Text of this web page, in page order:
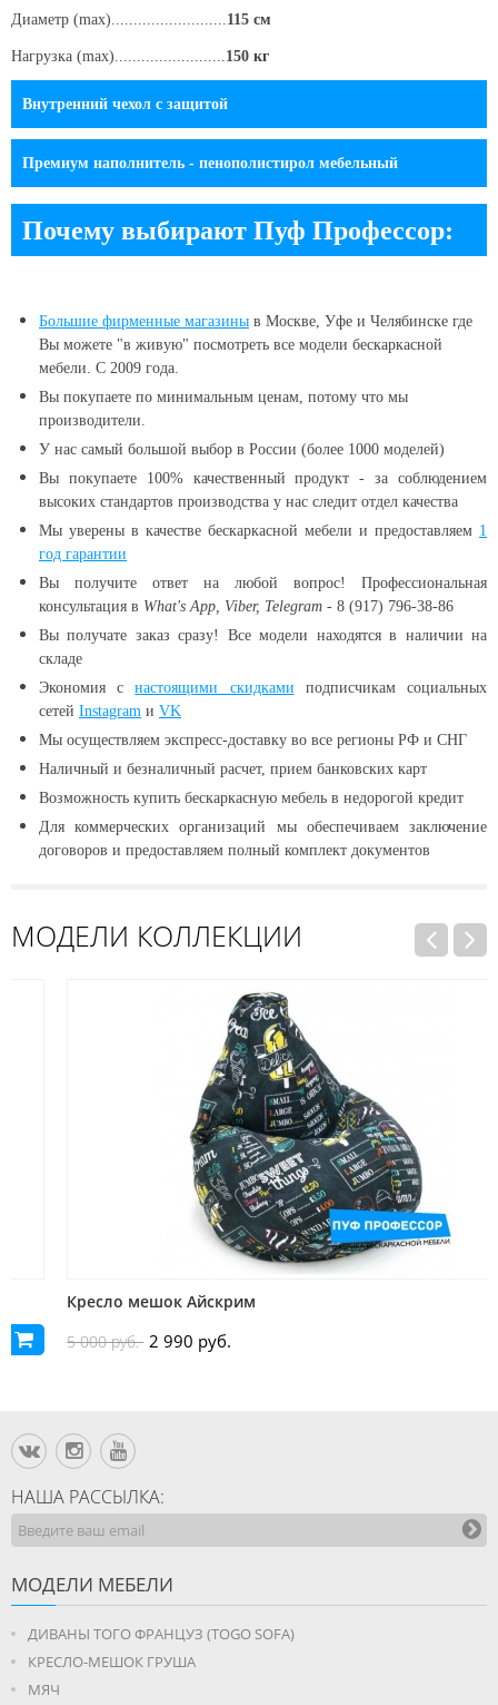
Диаметр (max).......................... 115 см
Нагрузка (max)......................... 150 кг
Внутренний чехол c защитой
Премиум наполнитель - пенополистирол мебельный
Почему выбирают Пуф Профессор:
Большие фирменные магазины в Москве, Уфе и Челябинске где
Вы можете "в живую" посмотреть все модели бескаркасной
мебели. С 2009 года.
Вы покупаете по минимальным ценам, потому что мы
производители.
У нас самый большой выбор в России (более 1000 моделей)
Вы покупаете 100% качественный продукт - за соблюдением
высоких стандартов производства у нас следит отдел качества
Мы уверены в качестве бескаркасной мебели и предоставляем 1
год гарантии
Вы получите ответ на любой вопрос! Профессиональная
консультация в What's App, Viber, Telegram - 8 (917) 796-38-86
Вы получате заказ сразу! Все модели находятся в наличии на
складе
Экономия снастоящими скидками подписчикам социальных
сетей Instagram и VK
Мы осуществляем экспресс-доставку во все регионы РФ и СНГ
Наличный и безналичный расчет, прием банковских карт
Возможность купить бескаркасную мебель в недорогой кредит
Для коммерческих организаций мы обеспечиваем заключение
договоров и предоставляем полный комплект документов
МОДЕЛИ КОЛЛЕКЦИИ
Кресло мешок Айскрим
5 000 руб. 2 990 руб.
НАША РАССЫЛКА:
МОДЕЛИ МЕБЕЛИ
ДИВАНЫ ТОГО ФРАНЦУЗ (TOGO SOFA)
КРЕСЛО-МЕШОК ГРУША
МЯЧ